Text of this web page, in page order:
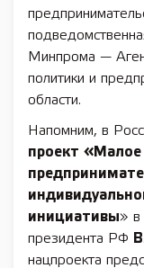
Минпрома —
политики и
области.
Напомним, в
проект «Малое
инициативы» в
президента РФ
нацпроекта